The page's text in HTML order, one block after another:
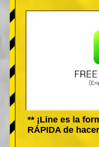
** ¡Line es la
RÁPIDA de